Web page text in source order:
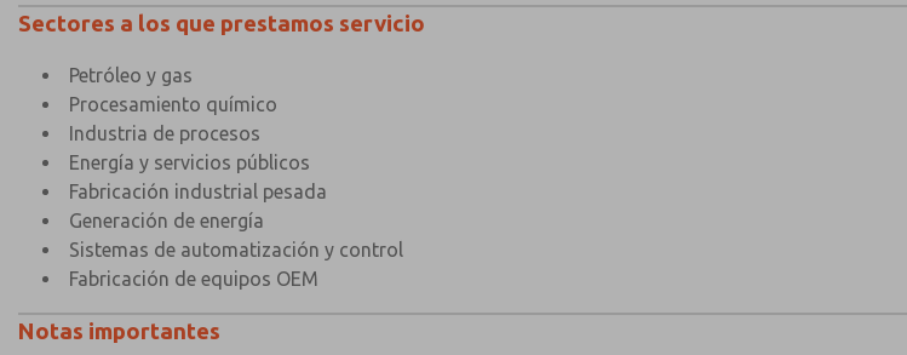
Sectores a los que prestamos servicio
Petróleo y gas
Procesamiento químico
Industria de procesos
Energía y servicios públicos
Fabricación industrial pesada
Generación de energía
Sistemas de automatización y control
Fabricación de equipos OEM
Notas importantes